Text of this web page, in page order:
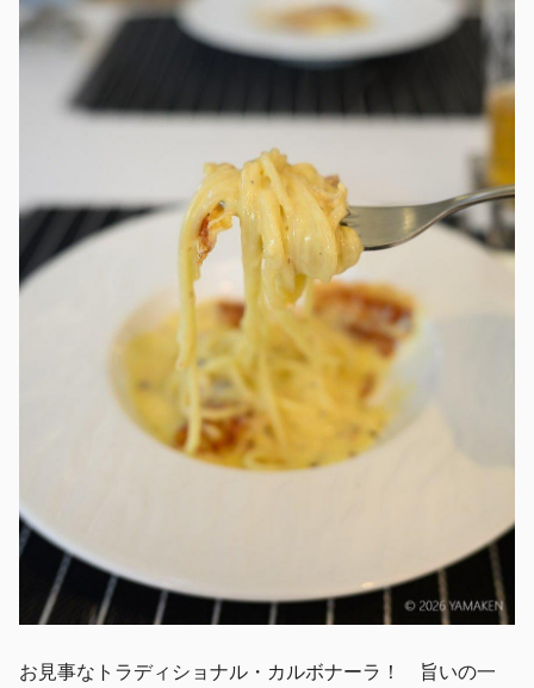
お見事なトラディショナル・カルボナーラ！ 旨いの一